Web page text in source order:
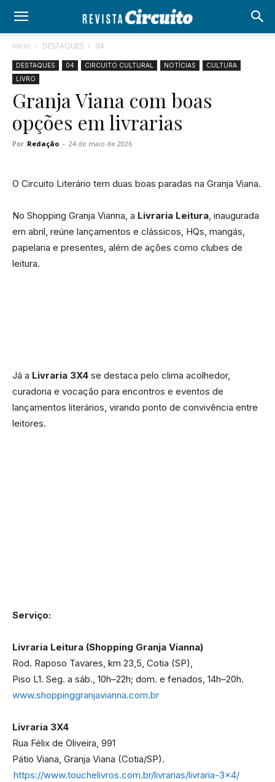
Início DESTAQUES 04
DESTAQUES 04 CIRCUITO CULTURAL NOTÍCIAS
CULTURA
LIVRO
Granja Viana com boas
opções em livrarias
Por Redação - 24 de maio de 2026
O Circuito Literário tem duas boas paradas na Granja Viana.
No Shopping Granja Vianna, a Livraria Leitura, inaugurada
em abril, reúne lançamentos e clássicos, HQs, mangás,
papelaria e presentes, além de ações como clubes de
leitura.
Já a Livraria 3X4 se destaca pelo clima acolhedor,
curadoria e vocação para encontros e eventos de
lançamentos literários, virando ponto de convivência entre
leitores.
Serviço:
Livraria Leitura (Shopping Granja Vianna)
Rod. Raposo Tavares, km 23,5, Cotia (SP),
Piso L1. Seg. a sáb., 10h–22h; dom. e feriados, 14h–20h.
www.shoppinggranjavianna.com.br
Livraria 3X4
Rua Félix de Oliveira, 991
Pátio Viana, Granja Viana (Cotia/SP).
https://www.touchelivros.com.br/livrarias/livraria-3×4/